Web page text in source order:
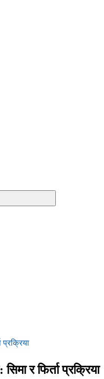
प्रक्रिया
र फिर्ता प्रक्रिया